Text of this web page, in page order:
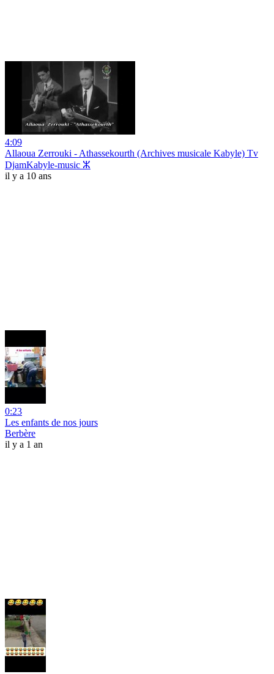
4:09
Allaoua Zerrouki - Athassekourth (Archives musicale Kabyle) Tv
DjamKabyle-music ⵣ
il y a 10 ans
0:23
Les enfants de nos jours
Berbère
il y a 1 an